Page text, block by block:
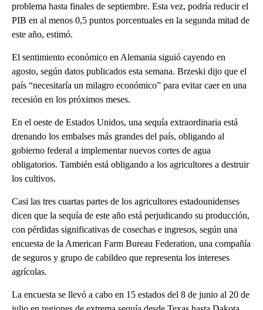
problema hasta finales de septiembre. Esta vez, podría reducir el
PIB en al menos 0,5 puntos porcentuales en la segunda mitad de
este año, estimó.
El sentimiento económico en Alemania siguió cayendo en
agosto, según datos publicados esta semana. Brzeski dijo que el
país “necesitaría un milagro económico” para evitar caer en una
recesión en los próximos meses.
En el oeste de Estados Unidos, una sequía extraordinaria está
drenando los embalses más grandes del país, obligando al
gobierno federal a implementar nuevos cortes de agua
obligatorios. También está obligando a los agricultores a destruir
los cultivos.
Casi las tres cuartas partes de los agricultores estadounidenses
dicen que la sequía de este año está perjudicando su producción,
con pérdidas significativas de cosechas e ingresos, según una
encuesta de la American Farm Bureau Federation, una compañía
de seguros y grupo de cabildeo que representa los intereses
agrícolas.
La encuesta se llevó a cabo en 15 estados del 8 de junio al 20 de